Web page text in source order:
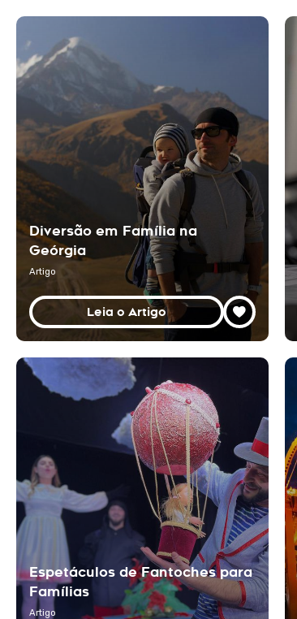
Diversão em Família na
Geórgia
Artigo
Leia o Artigo
Espetáculos de Fantoches para
Famílias
Artigo